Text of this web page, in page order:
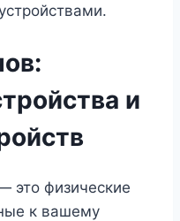
и
это физические
к вашему